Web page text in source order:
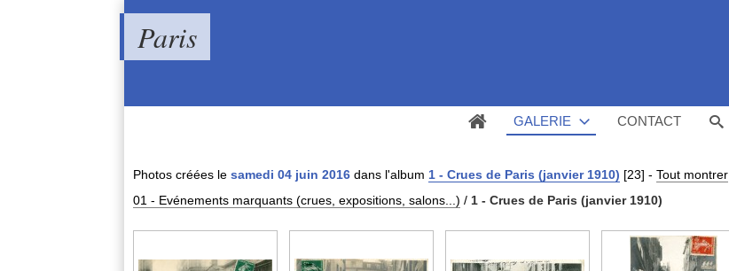
Paris
GALERIE CONTACT
Photos créées le samedi 04 juin 2016dans l'album 1 - Crues de Paris (janvier 1910) [23] - Tout montrer
01 - Evénements marquants (crues, expositions, salons...) / 1 - Crues de Paris (janvier 1910)